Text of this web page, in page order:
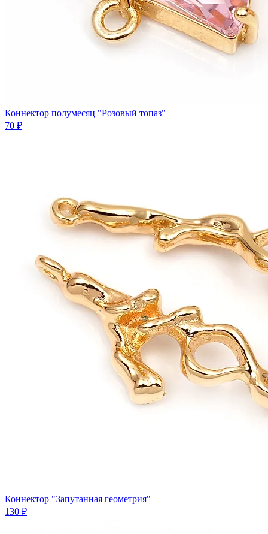
Коннектор полумесяц "Розовый топаз"
70 ₽
Коннектор "Запутанная геометрия"
130 ₽